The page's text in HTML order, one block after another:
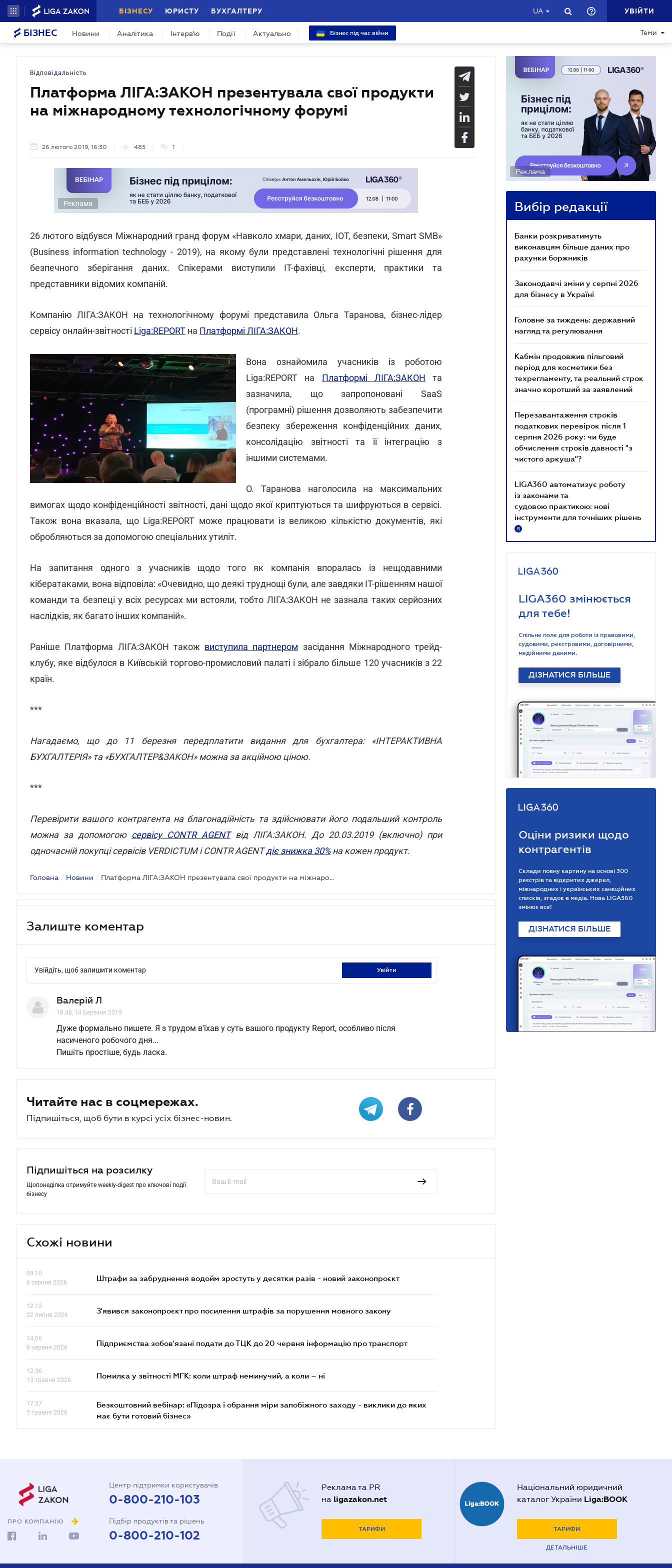
БІЗНЕСУ ЮРИСТУ БУХГАЛТЕРУ UA УВІЙТИ
БІЗНЕС Новини Аналітика Інтерв'ю Події Актуально Бізнес під час війни Теми
Відповідальність
Платформа ЛІГА:ЗАКОН презентувала свої продукти
на міжнародному технологічному форумі
26 лютого 2019, 16:30 485 1
Реклама
26 лютого відбувся Міжнародний гранд форум «Навколо хмари, даних, IOT, безпеки, Smart SMB»
(Business information technology - 2019), на якому були представлені технологічні рішення для
безпечного зберігання даних. Спікерами виступили IT-фахівці, експерти, практики та
представники відомих компаній.
Компанію ЛІГА:ЗАКОН на технологічному форумі представила Ольга Таранова, бізнес-лідер
сервісу онлайн-звітності Liga:REPORT на Платформі ЛІГА:ЗАКОН.
Вона ознайомила учасників із роботою
Liga:REPORT на Платформі ЛІГА:ЗАКОН та
зазначила, що запропоновані SaaS
(програмні) рішення дозволяють забезпечити
безпеку збереження конфіденційних даних,
консолідацію звітності та її інтеграцію з
іншими системами.
О. Таранова наголосила на максимальних
вимогах щодо конфіденційності звітності, дані щодо якої криптуються та шифруються в сервісі.
Також вона вказала, що Liga:REPORT може працювати із великою кількістю документів, які
обробляються за допомогою спеціальних утиліт.
На запитання одного з учасників щодо того як компанія впоралась із нещодавними
кібератаками, вона відповіла: «Очевидно, що деякі труднощі були, але завдяки IT-рішенням нашої
команди та безпеці у всіх ресурсах ми встояли, тобто ЛІГА:ЗАКОН не зазнала таких серйозних
наслідків, як багато інших компаній».
Раніше Платформа ЛІГА:ЗАКОН також виступила партнером засідання Міжнародного трейд-
клубу, яке відбулося в Київській торгово-промисловий палаті і зібрало більше 120 учасників з 22
країн.
***
Нагадаємо, що до 11 березня передплатити видання для бухгалтера: «ІНТЕРАКТИВНА
БУХГАЛТЕРІЯ» та «БУХГАЛТЕР&ЗАКОН»можна за акційною ціною.
***
Перевірити вашого контрагента на благонадійність та здійснювати його подальший контроль
можна за допомогою сервісу CONTR AGENTвід ЛІГА:ЗАКОН. До 20.03.2019 (включно) при
одночасній покупці сервісів VERDICTUM і CONTR AGENTдіє знижка 30%на кожен продукт.
Головна / Новини / Платформа ЛІГА:ЗАКОН презентувала свої продукти на міжнародному технологічному форумі
Залиште коментар
Увійдіть, щоб залишити коментар увійти
Валерій Л
18.48, 14 Березня 2019
Дуже формально пишете. Я з трудом в'їхав у суть вашого продукту Report, особливо після
насиченого робочого дня...
Пишіть простіше, будь ласка.
Читайте нас в соцмережах.
Підпишіться, щоб бути в курсі усіх бізнес-новин.
Підпишіться на розсилку
Щопонеділка отримуйте weekly-digest про ключові події
бізнесу
Схожі новини
09.10
6 серпня 2026
Штрафи за забруднення водойм зростуть у десятки разів - новий законопроєкт
12.12
22 липня 2026
З'явився законопроєкт про посилення штрафів за порушення мовного закону
14.06
8 червня 2026
Підприємства зобов'язані подати до ТЦК до 20 червня інформацію про транспорт
12.36
13 травня 2026
Помилка у звітності МГК: коли штраф неминучий, а коли – ні
17.37
5 травня 2026
Безкоштовний вебінар: «Підозра і обрання міри запобіжного заходу - виклики до яких
має бути готовий бізнес»
Реклама
Вибір редакції
Банки розкриватимуть
виконавцям більше даних про
рахунки боржників
Законодавчі зміни у серпні 2026
для бізнесу в Україні
Головне за тиждень: державний
нагляд та регулювання
Кабмін продовжив пільговий
період для косметики без
техрегламенту, та реальний строк
значно коротший за заявлений
Перезавантаження строків
податкових перевірок після 1
серпня 2026 року: чи буде
обчислення строків давності "з
чистого аркуша"?
LIGA360 автоматизує роботу
із законами та
судовою практикою: нові
інструменти для точніших рішень
R
LIGA360 змінюється
для тебе!
Спільне поле для роботи із правовими,
судовими, реєстровими, договірними,
медійними даними.
ДІЗНАТИСЯ БІЛЬШЕ
Оціни ризики щодо
контрагентів
Склади повну картину на основі 300
реєстрів та відкритих джерел,
міжнародних і українських санкційних
списків, згадок в медіа. Нова LIGA360
змінює все!
ДІЗНАТИСЯ БІЛЬШЕ
ПРО КОМПАНІЮ
Центр підтримки користувачів
0-800-210-103
Підбір продуктів та рішень
0-800-210-102
Реклама та PR
на ligazakon.net
ТАРИФИ
Національний юридичний
каталог України Liga:BOOK
ТАРИФИ
ДЕТАЛЬНІШЕ